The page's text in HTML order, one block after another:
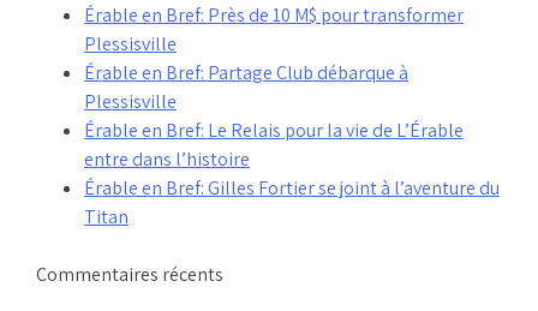
Érable en Bref: Près de 10 M$ pour transformer
Plessisville
Érable en Bref: Partage Club débarque à
Plessisville
Érable en Bref: Le Relais pour la vie de L’Érable
entre dans l’histoire
Érable en Bref: Gilles Fortier se joint à l’aventure du
Titan
Commentaires récents